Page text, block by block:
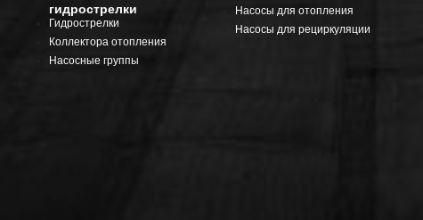
гидрострелки
Гидрострелки
Коллектора отопления
Насосные группы
Насосы для отопления
Насосы для рециркуляции